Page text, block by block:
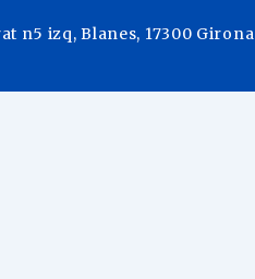
n5 izq, Blanes, 17300 Girona